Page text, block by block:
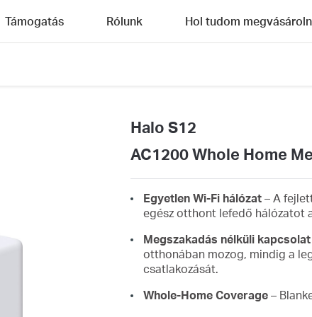
Támogatás Rólunk Hol tudom
Halo S12
AC1200 Whole Home
Egyetlen Wi-Fi hálózat– A
egész otthont lefedő hálózatot
Megszakadás nélküli kapcsolat
otthonában mozog, mindig a
csatlakozását.
Whole-Home Coverage–